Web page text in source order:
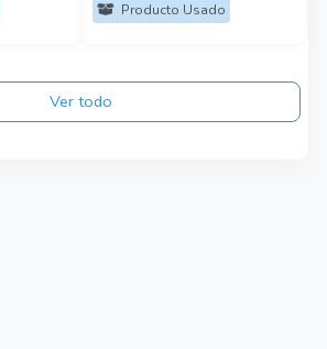
Producto Usado
Ver todo